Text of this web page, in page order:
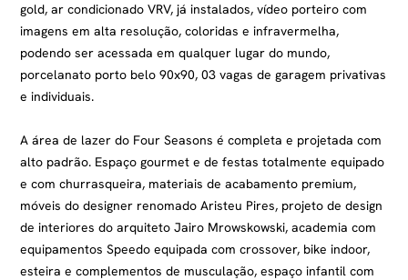
gold, ar condicionado VRV, já instalados, vídeo porteiro com
imagens em alta resolução, coloridas e infravermelha,
podendo ser acessada em qualquer lugar do mundo,
porcelanato porto belo 90x90, 03 vagas de garagem privativas
e individuais.
A área de lazer do Four Seasons é completa e projetada com
alto padrão. Espaço gourmet e de festas totalmente equipado
e com churrasqueira, materiais de acabamento premium,
móveis do designer renomado Aristeu Pires, projeto de design
de interiores do arquiteto Jairo Mrowskowski, academia com
equipamentos Speedo equipada com crossover, bike indoor,
esteira e complementos de musculação, espaço infantil com